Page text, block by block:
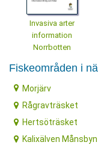
Invasiva arter
information
Norrbotten
Fiskeområden i
Morjärv
Rågravträsket
Hertsöträsket
Kalixälven Månsbyn